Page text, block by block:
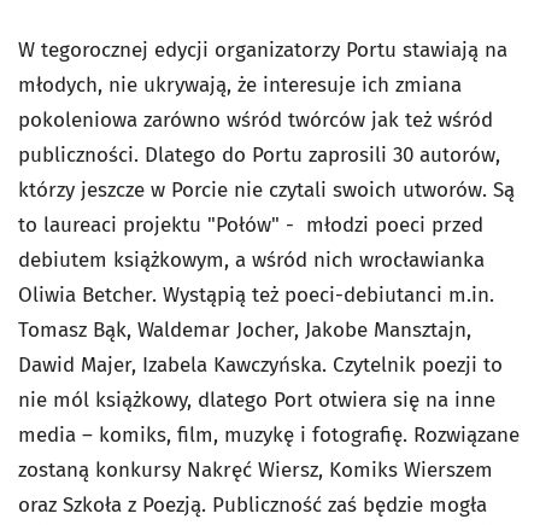
W tegorocznej edycji organizatorzy Portu stawiają na
młodych, nie ukrywają, że interesuje ich zmiana
pokoleniowa zarówno wśród twórców jak też wśród
publiczności. Dlatego do Portu zaprosili 30 autorów,
którzy jeszcze w Porcie nie czytali swoich utworów. Są
to laureaci projektu "Połów" - młodzi poeci przed
debiutem książkowym, a wśród nich wrocławianka
Oliwia Betcher. Wystąpią też poeci-debiutanci m.in.
Tomasz Bąk, Waldemar Jocher, Jakobe Mansztajn,
Dawid Majer, Izabela Kawczyńska. Czytelnik poezji to
nie mól książkowy, dlatego Port otwiera się na inne
media – komiks, film, muzykę i fotografię. Rozwiązane
zostaną konkursy Nakręć Wiersz, Komiks Wierszem
oraz Szkoła z Poezją. Publiczność zaś będzie mogła